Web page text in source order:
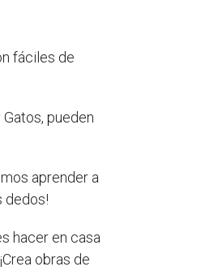
fáciles de
pueden
aprender a
dedos!
hacer en casa
obras de